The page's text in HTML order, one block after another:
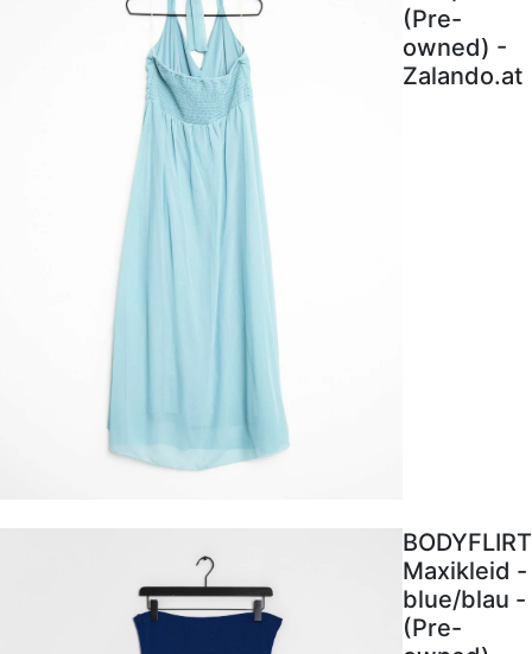
(Pre-
owned) -
Zalando.at
BODYFLIRT
Maxikleid -
blue/blau -
(Pre-